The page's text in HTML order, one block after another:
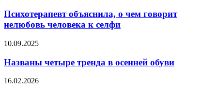
о
чем
говорит
человека
селфи
Психотерапевт объяснила, о чем говорит
нелюбовь человека к селфи
Названы
тренда
в
осенней
10.09.2025
Названы четыре тренда в осенней обуви
Диетолог
16.02.2026